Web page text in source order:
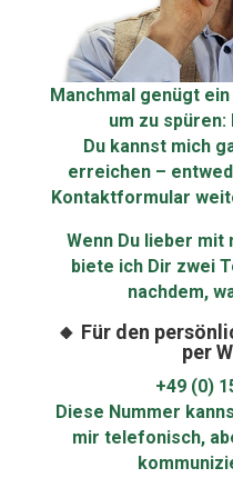
Manchmal genügt
um zu spüren:
Du kannst mich
erreichen –
Kontaktformular
Wenn Du lieber
biete ich Dir zwei
nachdem,
🔸 Für den
per
+49 (0)
Diese Nummer
mir telefonisch,